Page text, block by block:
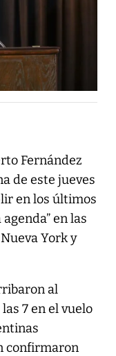
Fernández
de este jueves
en los últimos
en las
York y
al
7 en el vuelo
confirmaron